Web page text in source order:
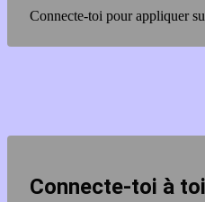
Connecte-toi pour appliquer
Connecte-toi à